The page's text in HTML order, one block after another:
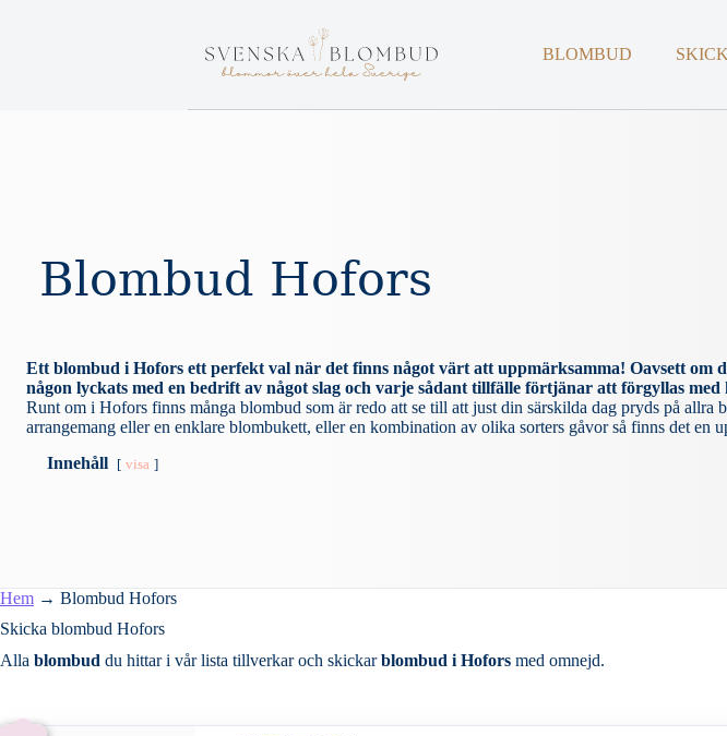
BLOMBUD
Blombud Hofors
Ett blombud i Hofors ett perfekt val när det finns något värt att uppmärksamma! Oavsett om
någon lyckats med en bedrift av något slag och varje sådant tillfälle förtjänar att förgyllas
Runt om i Hofors finns många blombud som är redo att se till att just din särskilda dag pryds på allra
arrangemang eller en enklare blombukett, eller en kombination av olika sorters gåvor så finns det en
Innehåll
visa
Hem → Blombud Hofors
Skicka blombud Hofors
Alla blombud du hittar i vår lista tillverkar och skickarblombud i Hofors med omnejd.